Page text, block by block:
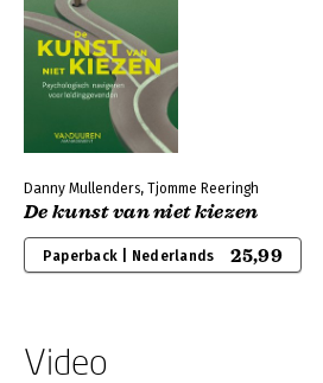
Danny Mullenders, Tjomme Reeringh
De kunst van niet kiezen
Paperback | Nederlands 25,99
Video